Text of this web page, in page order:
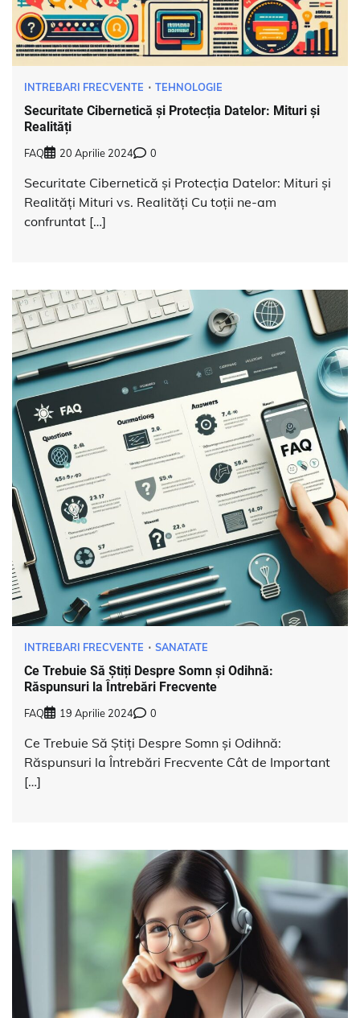
INTREBARI FRECVENTE TEHNOLOGIE
Securitate Cibernetică și Protecția Datelor: Mituri și
Realități
FAQ 20 Aprilie 2024 0
Securitate Cibernetică și Protecția Datelor: Mituri și
Realități Mituri vs. Realități Cu toții ne-am
confruntat […]
INTREBARI FRECVENTE SANATATE
Ce Trebuie Să Știți Despre Somn și Odihnă:
Răspunsuri la Întrebări Frecvente
FAQ 19 Aprilie 2024 0
Ce Trebuie Să Știți Despre Somn și Odihnă:
Răspunsuri la Întrebări Frecvente Cât de Important
[…]